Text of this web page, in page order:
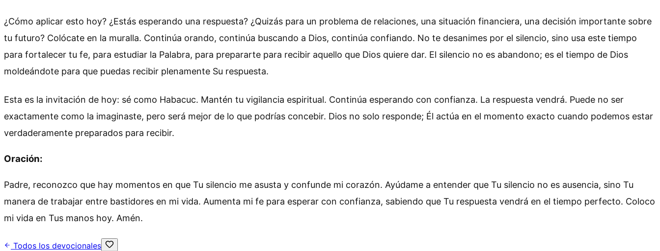
¿Cómo aplicar esto hoy? ¿Estás esperando una respuesta? ¿Quizás para un problema de relaciones, una situación financiera, una decisión importante sobre
tu futuro? Colócate en la muralla. Continúa orando, continúa buscando a Dios, continúa confiando. No te desanimes por el silencio, sino usa este tiempo
para fortalecer tu fe, para estudiar la Palabra, para prepararte para recibir aquello que Dios quiere dar. El silencio no es abandono; es el tiempo de Dios
moldeándote para que puedas recibir plenamente Su respuesta.
Esta es la invitación de hoy: sé como Habacuc. Mantén tu vigilancia espiritual. Continúa esperando con confianza. La respuesta vendrá. Puede no ser
exactamente como la imaginaste, pero será mejor de lo que podrías concebir. Dios no solo responde; Él actúa en el momento exacto cuando podemos estar
verdaderamente preparados para recibir.
Oración:
Padre, reconozco que hay momentos en que Tu silencio me asusta y confunde mi corazón. Ayúdame a entender que Tu silencio no es ausencia, sino Tu
manera de trabajar entre bastidores en mi vida. Aumenta mi fe para esperar con confianza, sabiendo que Tu respuesta vendrá en el tiempo perfecto. Coloco
mi vida en Tus manos hoy. Amén.
Todos los devocionales